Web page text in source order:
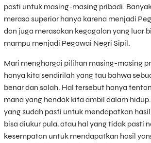
pasti untuk masing-masing pribadi.
merasa superior hanya karena menjadi
dan juga merasakan kegagalan yang luar
mampu menjadi Pegawai Negri Sipil.
Mari menghargai pilihan masing-masing
hanya kita sendirilah yang tau bahwa
benar dan salah. Hal tersebut hanya
mana yang hendak kita ambil dalam
yang sudah pasti untuk mendapatkan
bisa diukur pula, atau hal yang tidak pasti
kesempatan untuk mendapatkan hasil